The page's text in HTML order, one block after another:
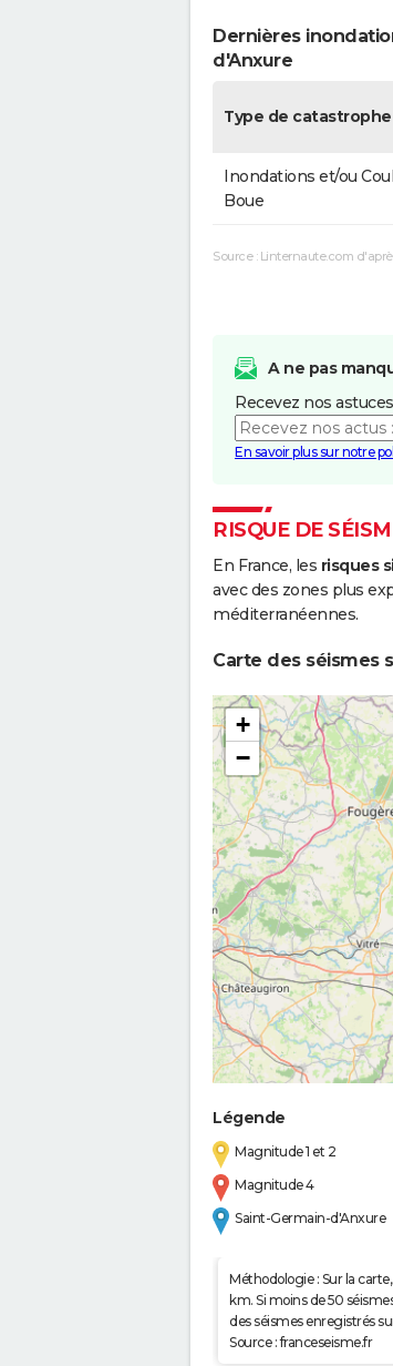
Dernières
d'Anxure
Type de catastrophe
Inondations et/ou
Boue
Source : Linternaute.com
A ne pas
Recevez nos
En savoir plus sur notre
RISQUE DE
En France, les risques
avec des zones plus
méditerranéennes.
Carte des séismes
+
−
Légende
Magnitude 1 et 2
Magnitude 4
Saint-Germain-d'Anxure
Méthodologie : Sur la
km. Si moins de 50
des séismes enregistrés
Source : franceseisme.fr